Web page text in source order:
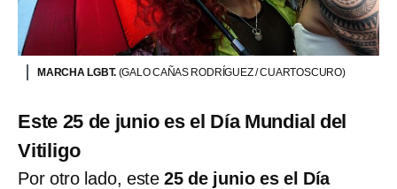
MARCHA LGBT. (GALO CAÑAS RODRÍGUEZ / CUARTOSCURO)
Este 25 de junio es el Día Mundial del
Vitiligo
Por otro lado, este25 de junio es el Día